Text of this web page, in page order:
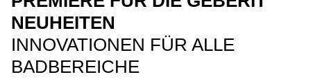
NEUHEITEN
INNOVATIONEN FÜR ALLE
BADBEREICHE